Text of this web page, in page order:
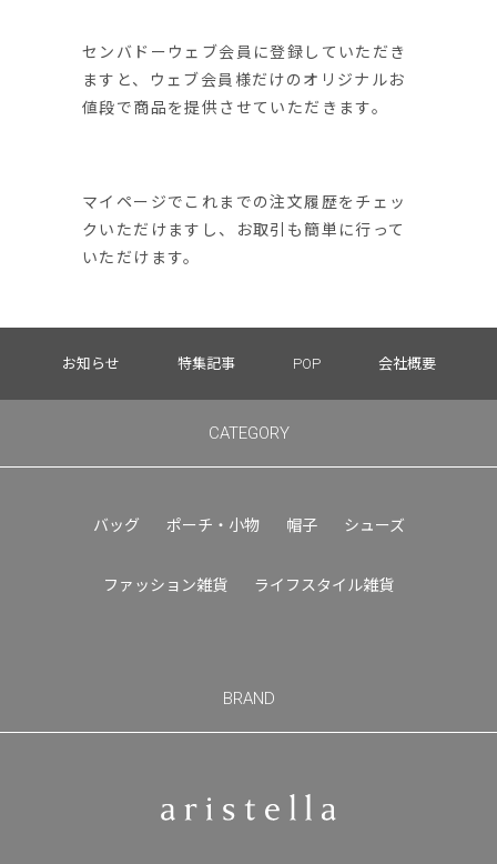
センバドーウェブ会員に登録していただき
ますと、ウェブ会員様だけのオリジナルお
値段で商品を提供させていただきます。
マイページでこれまでの注文履歴をチェッ
クいただけますし、お取引も簡単に行って
いただけます。
お知らせ 特集記事 POP 会社概要
CATEGORY
バッグ ポーチ・小物 帽子 シューズ
ファッション雑貨 ライフスタイル雑貨
BRAND